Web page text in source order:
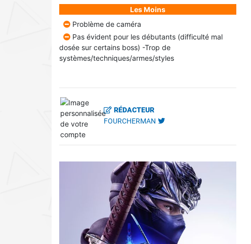
Les Moins
Problème de caméra
Pas évident pour les débutants (difficulté mal
dosée sur certains boss) -Trop de
systèmes/techniques/armes/styles
RÉDACTEUR
FOURCHERMAN